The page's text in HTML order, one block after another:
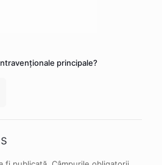
principale?